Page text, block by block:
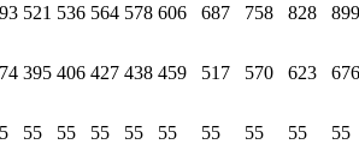
521 536 564 578 606 687 758 828 899
395 406 427 438 459 517 570 623 676
55 55 55 55 55 55 55 55 55